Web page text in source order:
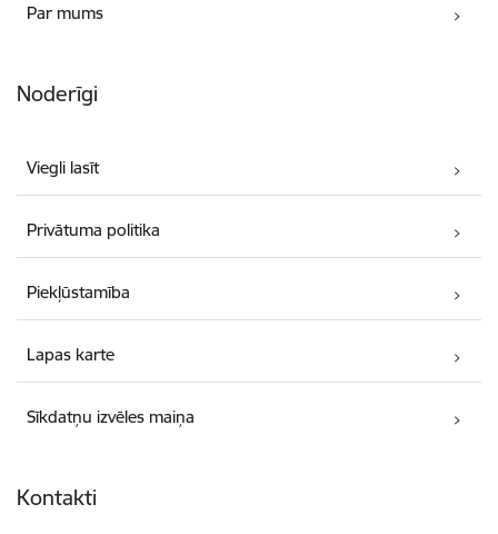
Par mums
Noderīgi
Viegli lasīt
Privātuma politika
Piekļūstamība
Lapas karte
Sīkdatņu izvēles maiņa
Kontakti